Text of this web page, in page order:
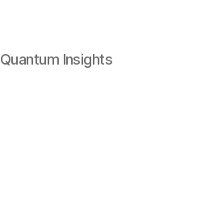
Quantum Insights